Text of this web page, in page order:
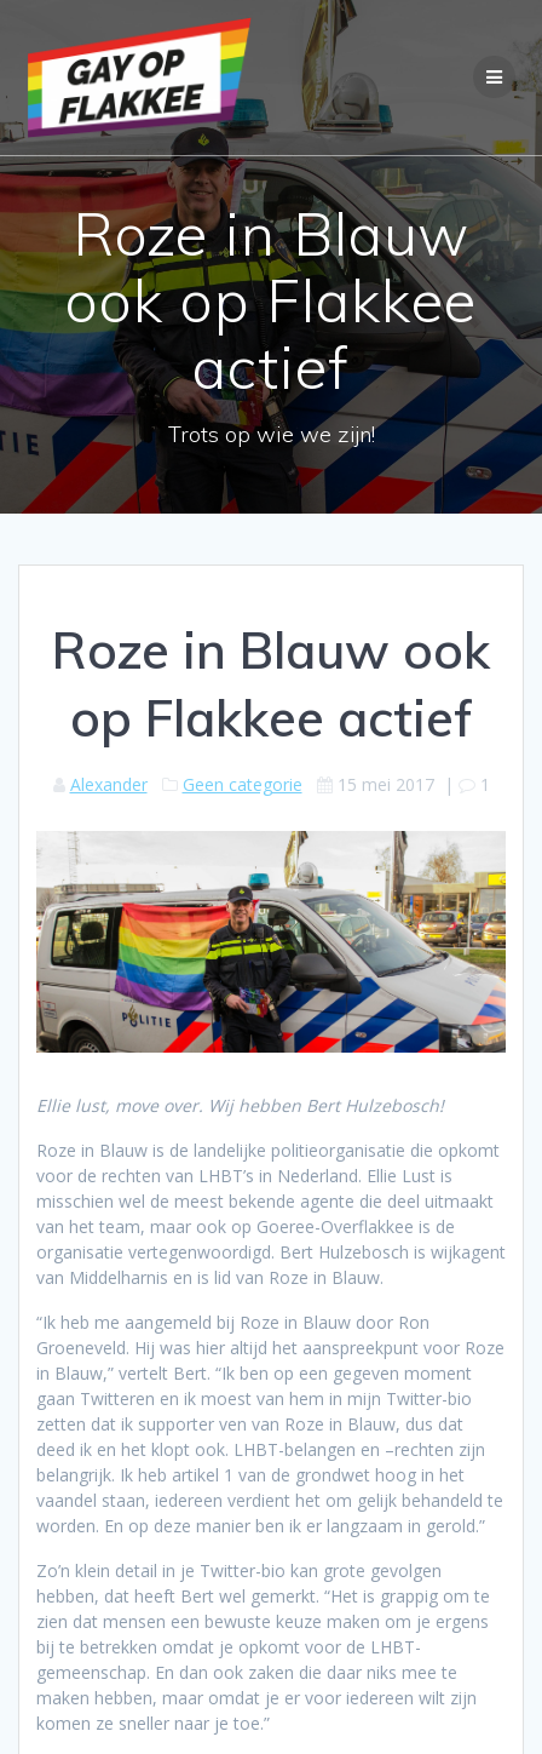
inhoud
Roze in Blauw
ook op Flakkee
actief
Trots op wie we zijn!
Roze in Blauw ook
op Flakkee actief
Alexander Geen categorie 15 mei 2017| 1
Ellie lust, move over. Wij hebben Bert Hulzebosch!
Roze in Blauw is de landelijke politieorganisatie die opkomt
voor de rechten van LHBT’s in Nederland. Ellie Lust is
misschien wel de meest bekende agente die deel uitmaakt
van het team, maar ook op Goeree-Overflakkee is de
organisatie vertegenwoordigd. Bert Hulzebosch is wijkagent
van Middelharnis en is lid van Roze in Blauw.
“Ik heb me aangemeld bij Roze in Blauw door Ron
Groeneveld. Hij was hier altijd het aanspreekpunt voor Roze
in Blauw,” vertelt Bert. “Ik ben op een gegeven moment
gaan Twitteren en ik moest van hem in mijn Twitter-bio
zetten dat ik supporter ven van Roze in Blauw, dus dat
deed ik en het klopt ook. LHBT-belangen en –rechten zijn
belangrijk. Ik heb artikel 1 van de grondwet hoog in het
vaandel staan, iedereen verdient het om gelijk behandeld te
worden. En op deze manier ben ik er langzaam in gerold.”
Zo’n klein detail in je Twitter-bio kan grote gevolgen
hebben, dat heeft Bert wel gemerkt. “Het is grappig om te
zien dat mensen een bewuste keuze maken om je ergens
bij te betrekken omdat je opkomt voor de LHBT-
gemeenschap. En dan ook zaken die daar niks mee te
maken hebben, maar omdat je er voor iedereen wilt zijn
komen ze sneller naar je toe.”